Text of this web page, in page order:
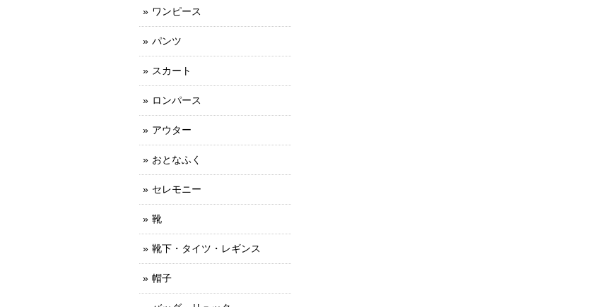
ワンピース
パンツ
スカート
ロンパース
アウター
おとなふく
セレモニー
靴
靴下・タイツ・レギンス
帽子